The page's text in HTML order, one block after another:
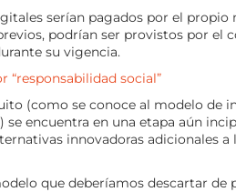
serían pagados por el
podrían ser provistos por el
su vigencia.
social”
(como se conoce al modelo de
encuentra en una etapa aún
innovadoras adicionales
que deberíamos descartar